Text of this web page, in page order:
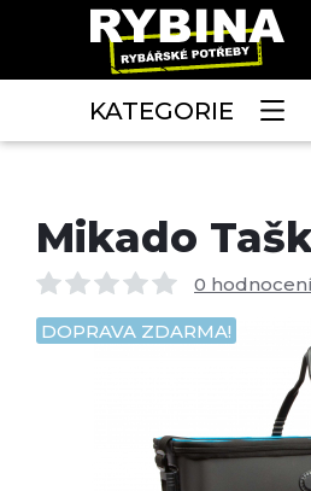
KATEGORIE
Mikado
0
DOPRAVA ZDARMA!